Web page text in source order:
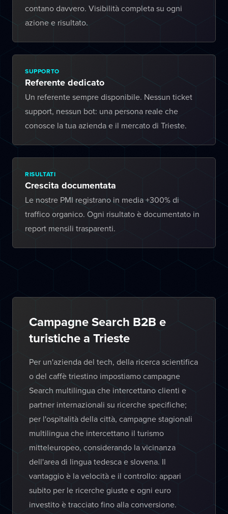
contano davvero. Visibilità completa su ogni
azione e risultato.
SUPPORTO
Referente dedicato
Un referente sempre disponibile. Nessun ticket
support, nessun bot: una persona reale che
conosce la tua azienda e il mercato di Trieste.
RISULTATI
Crescita documentata
Le nostre PMI registrano in media +300% di
traffico organico. Ogni risultato è documentato in
report mensili trasparenti.
Campagne Search B2B e
turistiche a Trieste
Per un'azienda del tech, della ricerca scientifica
o del caffè triestino impostiamo campagne
Search multilingua che intercettano clienti e
partner internazionali su ricerche specifiche;
per l'ospitalità della città, campagne stagionali
multilingua che intercettano il turismo
mitteleuropeo, considerando la vicinanza
dell'area di lingua tedesca e slovena. Il
vantaggio è la velocità e il controllo: appari
subito per le ricerche giuste e ogni euro
investito è tracciato fino alla conversione.